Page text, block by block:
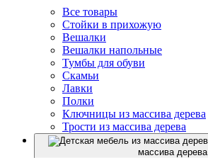
Все товары
Стойки в прихожую
Вешалки
Вешалки напольные
Тумбы для обуви
Скамьи
Лавки
Полки
Ключницы из массива дерева
Трости из массива дерева
массива дерева